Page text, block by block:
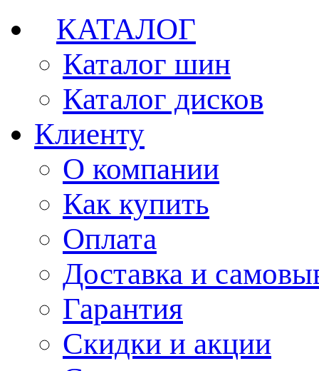
КАТАЛОГ
Каталог шин
Каталог дисков
Клиенту
О компании
Как купить
Оплата
Доставка и
Гарантия
Скидки и акции